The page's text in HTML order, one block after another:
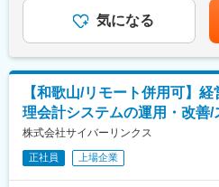
間程度で有給取得もしやすいた
せて働けます。産前産後休暇、
最近は男性の育休取得者も徐々
変更の範囲：会社の定める業務
■業務内容
以下の業務の中から、決算業務
〈ご入社後お任せする業務内容
・月次／年次決算実務
・売掛金／買掛金管理、入出金
・経費精算チェック／承認
・固定資産管理、減価償却、台
・資金繰り管理
・税理士、金融機関との折衝
（6月、12月）賃金はあくまで
て上下する可能性があります。
です。
気になる
【和歌山/リモート併用可】
理会計システムの運用・改善/
株式会社サイバーリンクス
正社員 上場企業